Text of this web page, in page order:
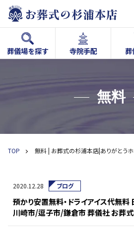
葬儀場を探す 寺院手配 葬
無料
TOP 無料 | お葬式の杉浦本店|ありがとう
2020.12.28 ブログ
預かり安置無料・ドライアイス代無
川崎市/逗子市/鎌倉市 葬儀社 お葬